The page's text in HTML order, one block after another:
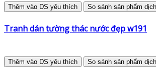
Thêm vào DS yêu thích So sánh sản phẩm
Tranh dán tường thác nước đẹp w191
Thêm vào DS yêu thích So sánh sản phẩm